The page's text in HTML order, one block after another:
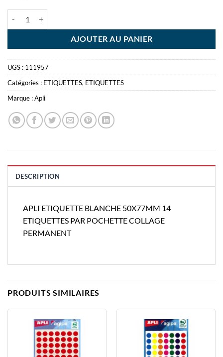
AJOUTER AU PANIER
UGS : 111957
Catégories : ETIQUETTES, ETIQUETTES
Marque :Apli
DESCRIPTION
APLI ETIQUETTE BLANCHE 50X77MM 14
ETIQUETTES PAR POCHETTE COLLAGE
PERMANENT
PRODUITS SIMILAIRES